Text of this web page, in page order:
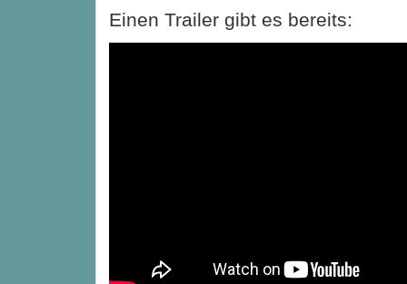
Einen Trailer gibt es bereits: